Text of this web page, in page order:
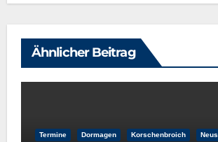
Ähnlicher Beitrag
Termine Dormagen Korschenbroich